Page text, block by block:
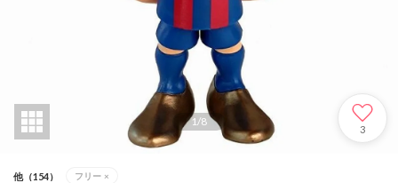
1/8
3
他（154） フリー ×